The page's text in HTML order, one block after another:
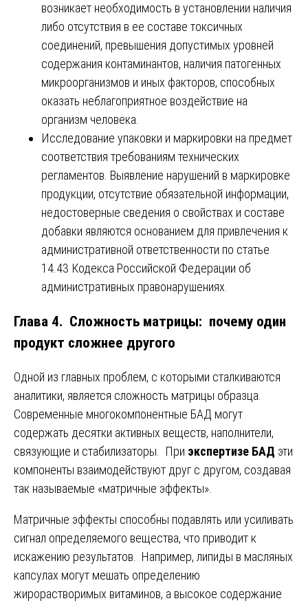
возникает необходимость в установлении наличия
либо отсутствия в ее составе токсичных
соединений, превышения допустимых уровней
содержания контаминантов, наличия патогенных
микроорганизмов и иных факторов, способных
оказать неблагоприятное воздействие на
организм человека.
Исследование упаковки и маркировки на предмет
соответствия требованиям технических
регламентов. Выявление нарушений в маркировке
продукции, отсутствие обязательной информации,
недостоверные сведения о свойствах и составе
добавки являются основанием для привлечения к
административной ответственности по статье
14.43 Кодекса Российской Федерации об
административных правонарушениях.
Глава 4. Сложность матрицы: почему один
продукт сложнее другого
Одной из главных проблем, с которыми сталкиваются
аналитики, является сложность матрицы образца.
Современные многокомпонентные БАД могут
содержать десятки активных веществ, наполнители,
связующие и стабилизаторы. При экспертизе БАД эти
компоненты взаимодействуют друг с другом, создавая
так называемые «матричные эффекты».
Матричные эффекты способны подавлять или усиливать
сигнал определяемого вещества, что приводит к
искажению результатов. Например, липиды в масляных
капсулах могут мешать определению
жирорастворимых витаминов, а высокое содержание